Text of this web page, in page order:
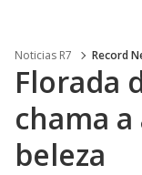
Noticias R7 Record
Florada
chama
beleza